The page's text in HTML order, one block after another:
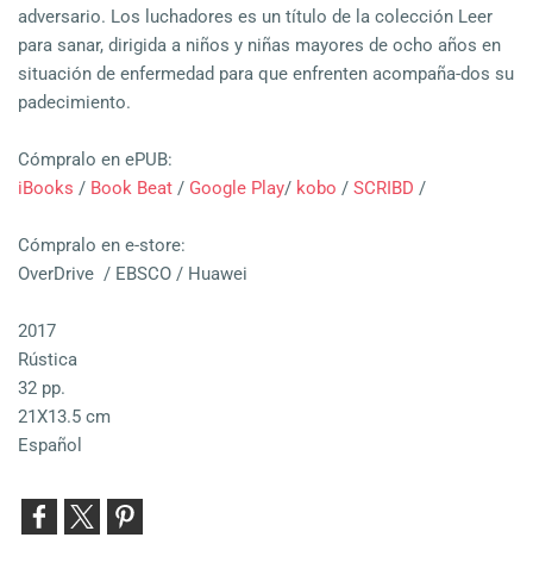
adversario. Los luchadores es un título de la colección Leer
para sanar, dirigida a niños y niñas mayores de ocho años en
situación de enfermedad para que enfrenten acompaña-dos su
padecimiento.
Cómpralo en ePUB:
iBooks / Book Beat / Google Play/ kobo / SCRIBD /
Cómpralo en e-store:
OverDrive / EBSCO / Huawei
2017
Rústica
32 pp.
21X13.5 cm
Español